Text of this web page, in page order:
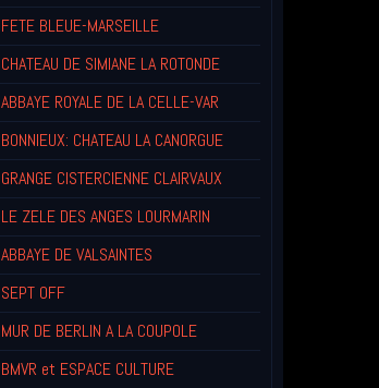
FETE BLEUE-MARSEILLE
CHATEAU DE SIMIANE LA ROTONDE
ABBAYE ROYALE DE LA CELLE-VAR
BONNIEUX: CHATEAU LA CANORGUE
GRANGE CISTERCIENNE CLAIRVAUX
LE ZELE DES ANGES LOURMARIN
ABBAYE DE VALSAINTES
SEPT OFF
MUR DE BERLIN A LA COUPOLE
BMVR et ESPACE CULTURE